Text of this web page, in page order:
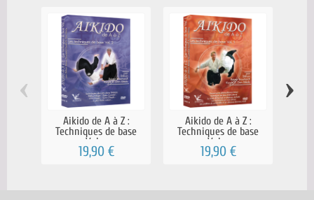
Aikido de A à Z :
Techniques de base
Vol....
19,90 €
Aikido de A à Z :
Techniques de base
Vol....
19,90 €
‹ ›